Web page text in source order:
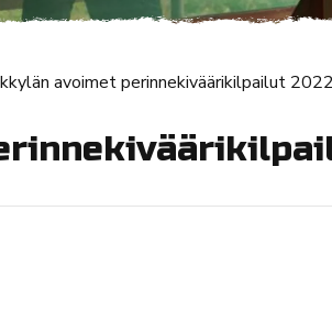
avoimet perinnekiväärikilpailut 2022